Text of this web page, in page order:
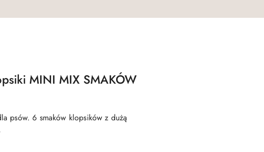
MINI MIX SMAKÓW
psów. 6 smaków klopsików z dużą